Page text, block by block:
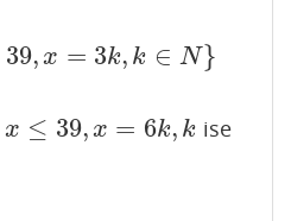
39, x = 3k, k ∈ N}
N}
x ≤ 39, x = 6k, k
,k∈N } ise